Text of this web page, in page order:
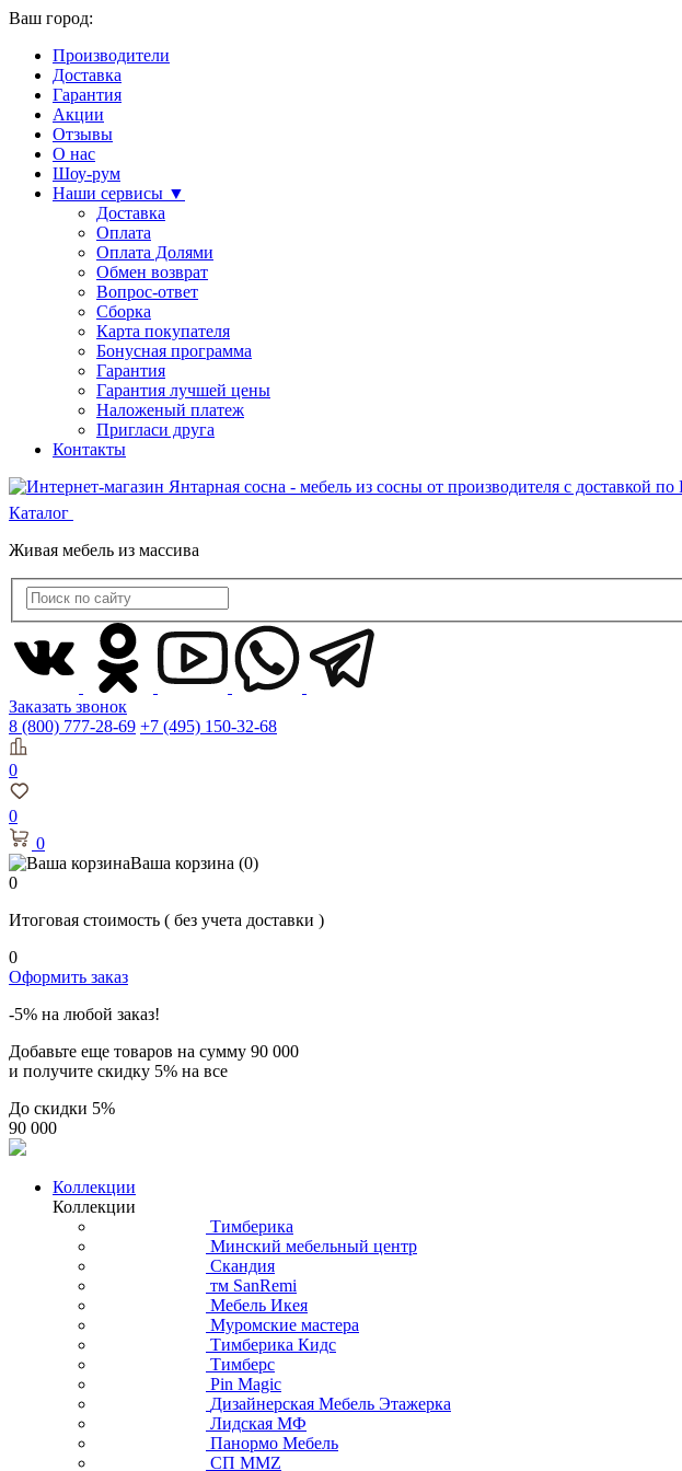
Ваш город:
Производители
Доставка
Гарантия
Акции
Отзывы
О нас
Шоу-рум
Наши сервисы ▼
Доставка
Оплата
Оплата Долями
Обмен возврат
Вопрос-ответ
Сборка
Карта покупателя
Бонусная программа
Гарантия
Гарантия лучшей цены
Наложеный платеж
Пригласи друга
Контакты
Каталог
Живая мебель из массива
Заказать звонок
8 (800) 777-28-69 +7 (495) 150-32-68
0
0
0
Ваша корзина (0)
0
Итоговая стоимость ( без учета доставки )
0
Оформить заказ
-5% на любой заказ!
Добавьте еще товаров на сумму 90 000
и получите скидку 5% на все
До скидки 5%
90 000
Коллекции
Коллекции
Тимберика
Минский мебельный центр
Скандия
тм SanRemi
Мебель Икея
Муромские мастера
Тимберика Кидс
Тимберс
Pin Magic
Дизайнерская Мебель Этажерка
Лидская МФ
Панормо Мебель
СП ММZ